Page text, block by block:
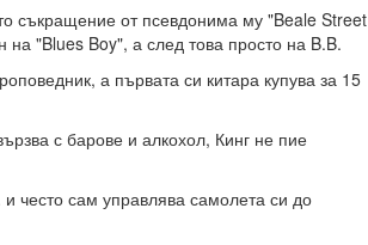
съкращение от псевдонима му "Beale Street
на "Blues Boy", а след това просто на B.B.
а първата си китара купува за 15
с барове и алкохол, Кинг не пие
често сам управлява самолета си до